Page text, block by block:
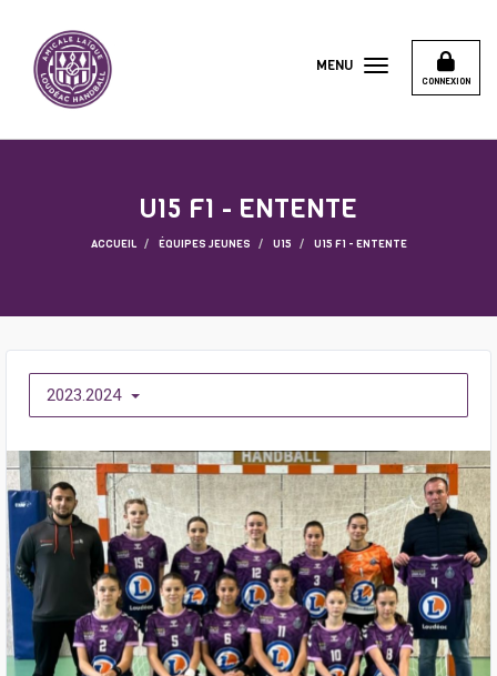
CONNEXION
MENU
U15 F1 - ENTENTE
ACCUEIL ÉQUIPES JEUNES U15 U15 F1 - ENTENTE
2023.2024